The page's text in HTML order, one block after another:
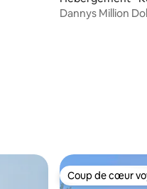
: 5 sur 5
d
Dannys Million
Coup de cœur
Coup de cœur